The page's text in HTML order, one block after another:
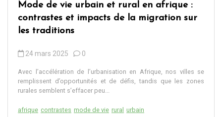
Mode de vie urbain et rural en afrique :
contrastes et impacts de la migration sur
les traditions
24 mars 2025 0
Avec l’accélération de l’urbanisation en Afrique, nos villes se
remplissent d’opportunités et de défis, tandis que les zones
rurales semblent s’effacer peu...
afrique contrastes mode de vie rural urbain